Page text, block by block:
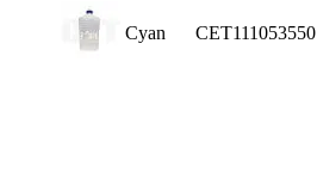
Cyan CET111053550